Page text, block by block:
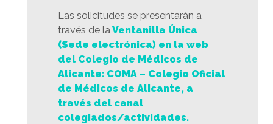
Las solicitudes se presentarán a
través de la Ventanilla Única
(Sede electrónica) en la web
del Colegio de Médicos de
Alicante: COMA – Colegio Oficial
de Médicos de Alicante, a
través del canal
colegiados/actividades.